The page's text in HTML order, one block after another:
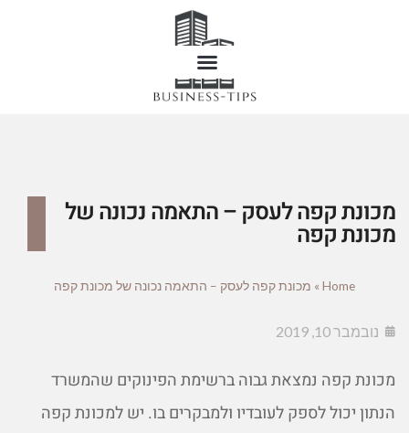
מכונת קפה לעסק – התאמה נכונה של
מכונת קפה
Home
» מכונת קפה לעסק – התאמה נכונה של מכונת קפה
נובמבר 10, 2019
מכונת קפה נמצאת גבוה ברשימת הפינוקים שהמשרד
הנתון יכול לספק לעובדיו ולמבקרים בו. יש למכונת קפה